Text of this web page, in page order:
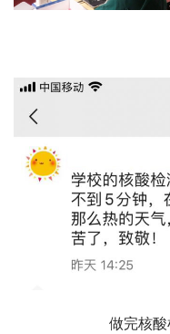
做完核